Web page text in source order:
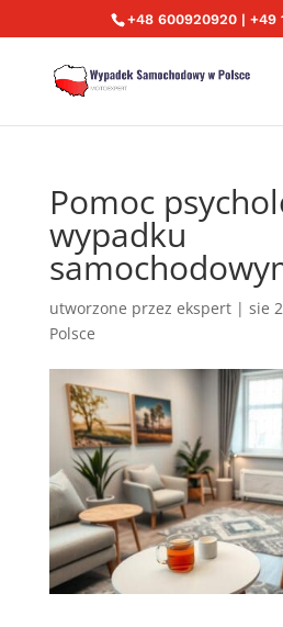
+48 600920920 | +49
Pomoc
wypadku
utworzone przez ekspert| sie
Polsce